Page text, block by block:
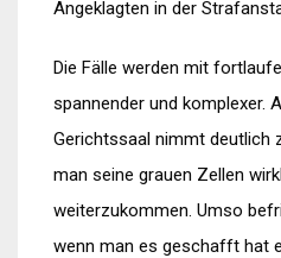
Angeklagten in der
Die Fälle werden mit
spannender und komplexer.
Gerichtssaal nimmt deutlich
man seine grauen Zellen
weiterzukommen. Umso
wenn man es geschafft hat